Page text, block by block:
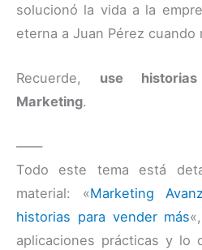
solucionó la vida a la
eterna a Juan Pérez cuando
Recuerde, use
Marketing.
——
Todo este tema está
material: «Marketing
historias para vender más
aplicaciones prácticas y lo